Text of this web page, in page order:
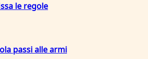
le regole
passi alle armi